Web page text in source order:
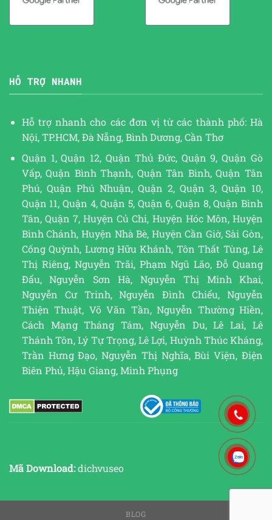
HỖ TRỢ NHANH
Hỗ trợ nhanh cho các đơn vị từ các thành phố: Hà
Nội, TP.HCM, Đà Nẵng, Bình Dương, Cần Thơ
Quận 1, Quận 12, Quận Thủ Đức, Quận 9, Quận Gò
Vấp, Quận Bình Thạnh, Quận Tân Bình, Quận Tân
Phú, Quận Phú Nhuận, Quận 2, Quận 3, Quận 10,
Quận 11, Quận 4, Quận 5, Quận 6, Quận 8, Quận Bình
Tân, Quận 7, Huyện Củ Chi, Huyện Hóc Môn, Huyện
Bình Chánh, Huyện Nhà Bè, Huyện Cần Giờ, Sài Gòn,
Cống Quỳnh, Lương Hữu Khánh, Tôn Thất Tùng, Lê
Thị Riêng, Nguyễn Trãi, Phạm Ngũ Lão, Đỗ Quang
Đẩu, Nguyễn Sơn Hà, Nguyễn Thị Minh Khai,
Nguyễn Cư Trinh, Nguyễn Đình Chiểu, Nguyễn
Thiện Thuật, Võ Văn Tần, Nguyễn Thường Hiền,
Cách Mạng Tháng Tám, Nguyễn Du, Lê Lai, Lê
Thánh Tôn, Lý Tự Trọng, Lê Lợi, Huỳnh Thúc Kháng,
Trần Hưng Đạo, Nguyễn Thị Nghĩa, Bùi Viện, Điện
Biên Phủ, Hậu Giang, Minh Phụng
Mã Download:dichvuseo
BLOG